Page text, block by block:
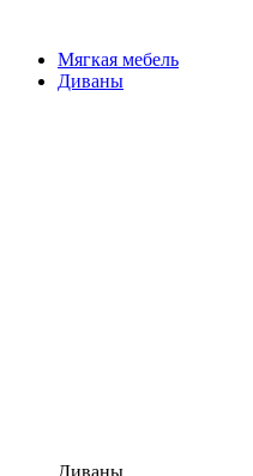
Мягкая мебель
Диваны
Диваны